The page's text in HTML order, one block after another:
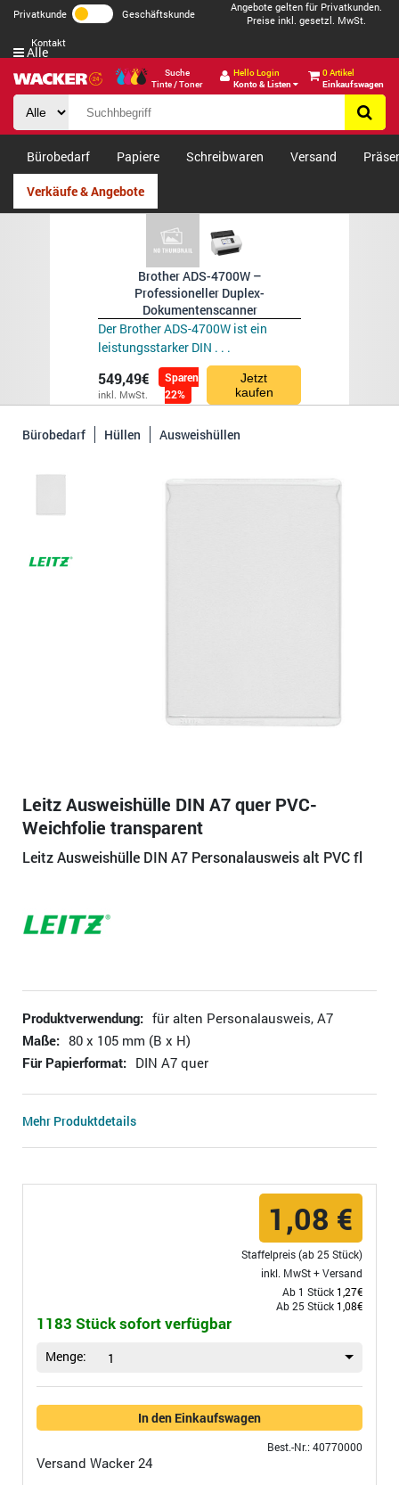
Privatkunde Geschäftskunde
Angebote gelten für Privatkunden.
Preise inkl. gesetzl. MwSt.
Kontakt
Suche
Tinte / Toner
Hello Login
Konto & Listen
0 Artikel
Einkaufswagen
Alle
Bürobedarf Papiere Schreibwaren Versand
Verkäufe & Angebote
Brother ADS-4700W –
Professioneller Duplex-
Dokumentenscanner
Der Brother ADS-4700W ist ein
leistungsstarker DIN . . .
549,49€
inkl. MwSt.
Sparen
22%
Jetzt
kaufen
Bürobedarf Hüllen Ausweishüllen
Leitz Ausweishülle DIN A7 quer PVC-
Weichfolie transparent
Leitz Ausweishülle DIN A7 Personalausweis alt PVC fl
Produktverwendung: für alten Personalausweis, A7
Maße: 80 x 105 mm (B x H)
Für Papierformat: DIN A7 quer
Mehr Produktdetails
1,08 €
Staffelpreis (ab 25 Stück)
inkl. MwSt +Versand
Ab 1 Stück 1,27€
Ab 25 Stück 1,08€
1183 Stück sofort verfügbar
Menge: 1
In den Einkaufswagen
Best.-Nr.: 40770000
Versand Wacker 24